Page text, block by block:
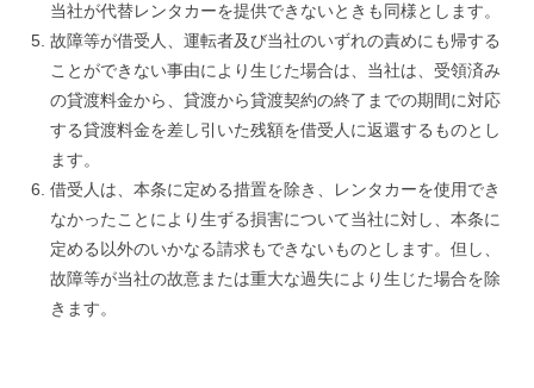
当社が代替レンタカーを提供できないときも同様とします。
故障等が借受人、運転者及び当社のいずれの責めにも帰する
ことができない事由により生じた場合は、当社は、受領済み
の貸渡料金から、貸渡から貸渡契約の終了までの期間に対応
する貸渡料金を差し引いた残額を借受人に返還するものとし
ます。
借受人は、本条に定める措置を除き、レンタカーを使用でき
なかったことにより生ずる損害について当社に対し、本条に
定める以外のいかなる請求もできないものとします。但し、
故障等が当社の故意または重大な過失により生じた場合を除
きます。